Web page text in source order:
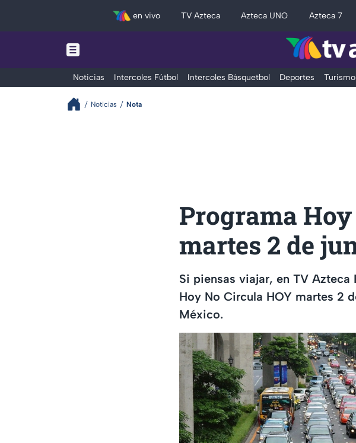
en vivo TV Azteca Azteca UNO Azteca 7
Noticias Intercoles Fútbol Intercoles Básquetbol Deportes Turismo
Noticias Nota
Programa
martes 2 de
Si piensas viajar, en TV
Hoy No Circula HOY martes 2
México.